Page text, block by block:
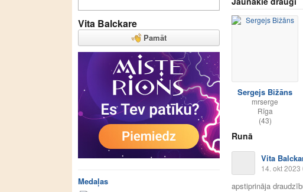
Vita Balckare
Pamāt
Medaļas
Sergejs Bižāns
mrserge
Rīga
(43)
Runā
Vita
14. okt 2023
apstiprināja